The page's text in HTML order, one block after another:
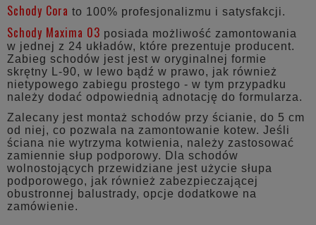
Schody Cora to 100% profesjonalizmu i satysfakcji.
Schody Maxima 03 posiada możliwość zamontowania
w jednej z 24 układów, które prezentuje producent.
Zabieg schodów jest jest w oryginalnej formie
skrętny L-90, w lewo bądź w prawo, jak również
nietypowego zabiegu prostego - w tym przypadku
należy dodać odpowiednią adnotację do formularza.
Zalecany jest montaż schodów przy ścianie, do 5 cm
od niej, co pozwala na zamontowanie kotew. Jeśli
ściana nie wytrzyma kotwienia, należy zastosować
zamiennie słup podporowy. Dla schodów
wolnostojących przewidziane jest użycie słupa
podporowego, jak również zabezpieczającej
obustronnej balustrady, opcje dodatkowe na
zamówienie.